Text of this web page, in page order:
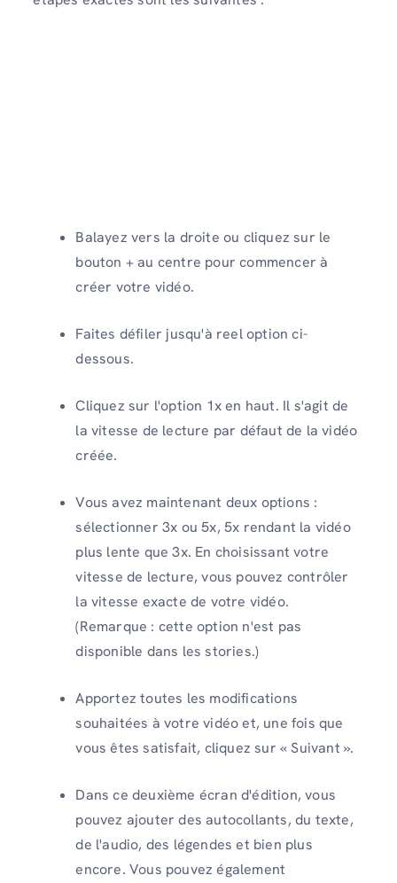
Balayez vers la droite ou cliquez sur le
bouton + au centre pour commencer à
créer votre vidéo.
Faites défiler jusqu'à reel option ci-
dessous.
Cliquez sur l'option 1x en haut. Il s'agit de
la vitesse de lecture par défaut de la vidéo
créée.
Vous avez maintenant deux options :
sélectionner 3x ou 5x, 5x rendant la vidéo
plus lente que 3x. En choisissant votre
vitesse de lecture, vous pouvez contrôler
la vitesse exacte de votre vidéo.
(Remarque : cette option n'est pas
disponible dans les stories.)
Apportez toutes les modifications
souhaitées à votre vidéo et, une fois que
vous êtes satisfait, cliquez sur « Suivant ».
Dans ce deuxième écran d'édition, vous
pouvez ajouter des autocollants, du texte,
de l'audio, des légendes et bien plus
encore. Vous pouvez également